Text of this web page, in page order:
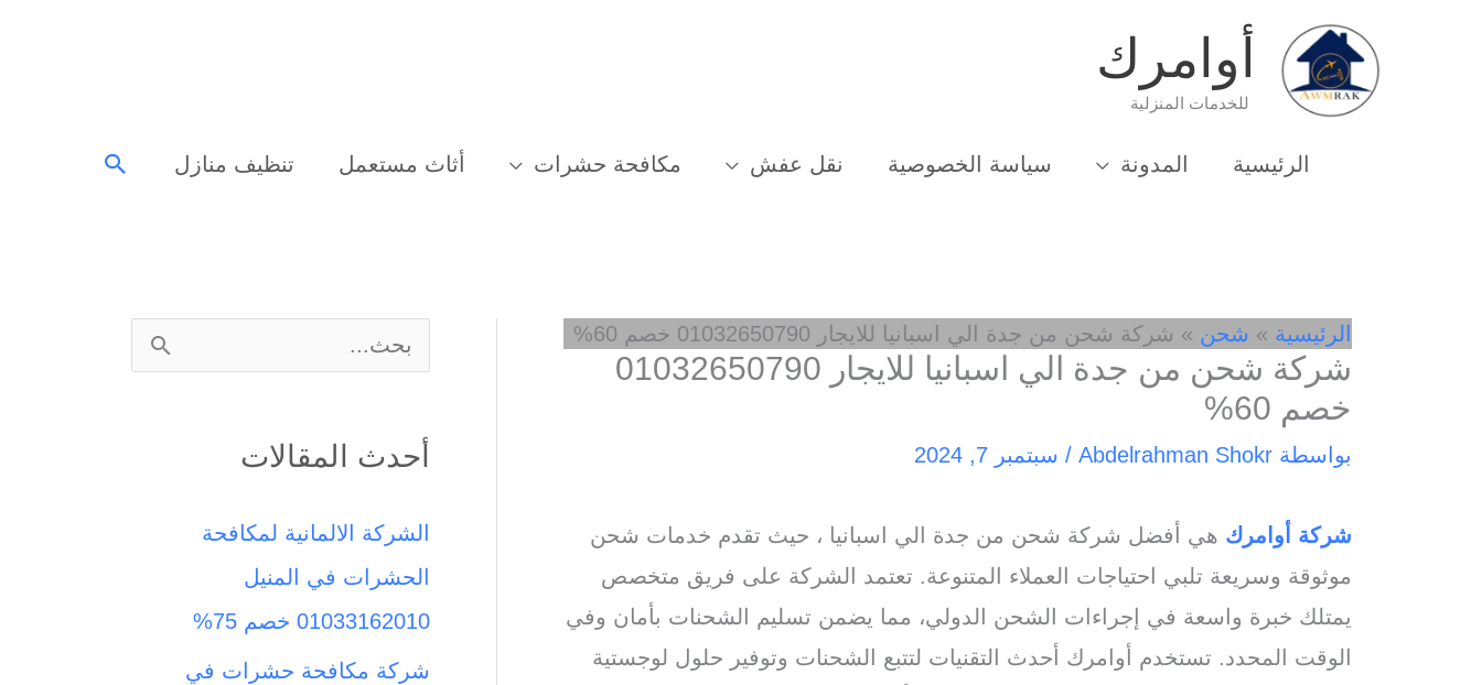
أوامرك
للخدمات المنزلية
الرئيسية المدونة سياسة الخصوصية نقل عفش مكافحة حشرات أثاث مستعمل تنظيف منازل البحث
الرئيسية شحن شركة شحن من جدة الي اسبانيا للايجار 01032650790 خصم 60%
شركة شحن من جدة الي اسبانيا للايجار 01032650790
خصم 60%
بواسطة Abdelrahman Shokr
/ سبتمبر 7, 2024
شركة أوامرك هي أفضل شركة شحن من جدة الي اسبانيا ، حيث تقدم خدمات شحن
موثوقة وسريعة تلبي احتياجات العملاء المتنوعة. تعتمد الشركة على فريق متخصص
يمتلك خبرة واسعة في إجراءات الشحن الدولي، مما يضمن تسليم الشحنات بأمان وفي
الوقت المحدد. تستخدم أوامرك أحدث التقنيات لتتبع الشحنات وتوفير حلول لوجستية
ب
ث
ع
ن
أحدث المقالات
الشركة الالمانية لمكافحة
الحشرات في المنيل
01033162010 خصم 75%
شركة مكافحة حشرات في